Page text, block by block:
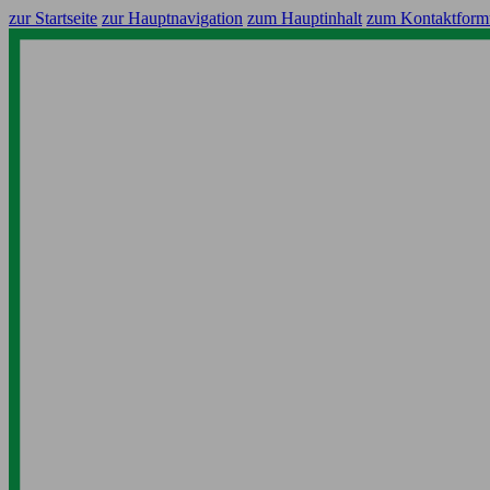
zur Startseite zur Hauptnavigation zum Hauptinhalt zum